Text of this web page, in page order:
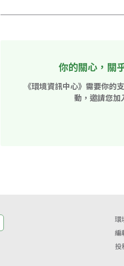
你的關心，關
《環境資訊中心》需要你的
動，邀請您加
環
編
投